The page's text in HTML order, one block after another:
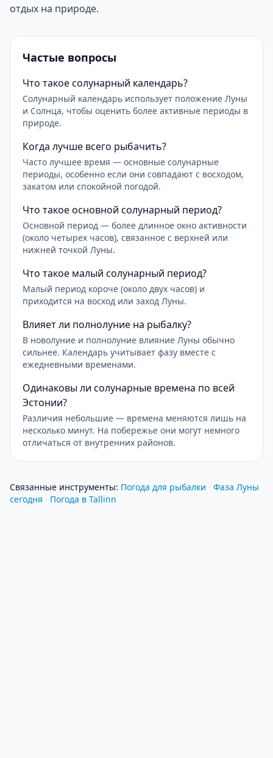
отдых на природе.
Частые вопросы
Что такое солунарный календарь?
Солунарный календарь использует положение Луны
и Солнца, чтобы оценить более активные периоды в
природе.
Когда лучше всего рыбачить?
Часто лучшее время — основные солунарные
периоды, особенно если они совпадают с восходом,
закатом или спокойной погодой.
Что такое основной солунарный период?
Основной период — более длинное окно активности
(около четырех часов), связанное с верхней или
нижней точкой Луны.
Что такое малый солунарный период?
Малый период короче (около двух часов) и
приходится на восход или заход Луны.
Влияет ли полнолуние на рыбалку?
В новолуние и полнолуние влияние Луны обычно
сильнее. Календарь учитывает фазу вместе с
ежедневными временами.
Одинаковы ли солунарные времена по всей
Эстонии?
Различия небольшие — времена меняются лишь на
несколько минут. На побережье они могут немного
отличаться от внутренних районов.
Связанные инструменты: Погода для рыбалки · Фаза Луны
сегодня · Погода в Tallinn